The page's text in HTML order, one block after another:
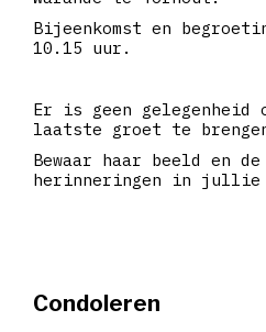
Bijeenkomst en
10.15 uur.
Er is geen gelegenheid
laatste groet te
Bewaar haar beeld en de
herinneringen in jullie
Condoleren